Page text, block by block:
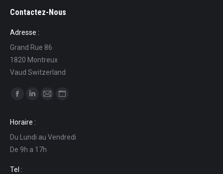
Contactez-Nous
Adresse :
Grand Rue 86
1820 Montreux
Vaud Switzerland
Trouvez nous sur :
Facebook
s'ouvre
dans
une
LinkedIn
s'ouvre
dans
mail Web
Horaire :
Du Lundi au Vendredi
De 9h a 17h
Tel :